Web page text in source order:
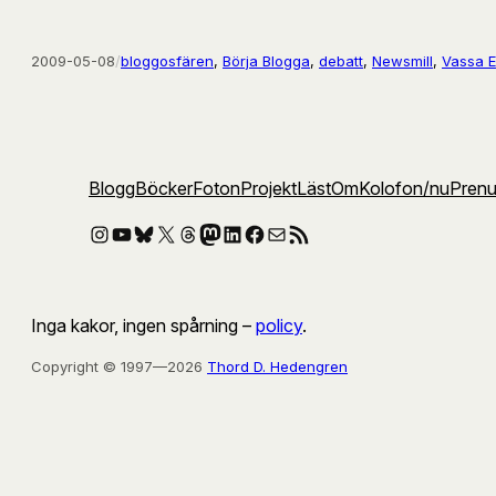
2009-05-08/bloggosfären, Börja Blogga, debatt, Newsmill, Vassa
BloggBöckerFotonProjektLästOmKolofon/nu
Instagram
YouTube
Bluesky
X Threads
Mastodon
LinkedIn
Facebook
E-postRSS-flöde
Inga kakor, ingen spårning – policy.
Copyright © 1997—2026 Thord D. Hedengren